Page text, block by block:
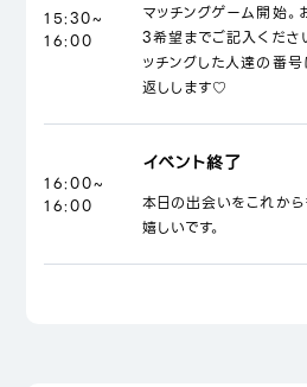
15:30~
16:00
マッチングゲーム開始
3希望までご記入くださ
ッチングした人達の番号
返しします♡
16:00~
16:00
イベント終了
本日の出会いをこれか
嬉しいです。